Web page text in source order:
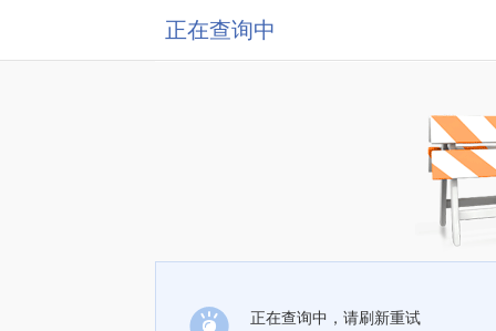
正在查询中
正在查询中，请刷新重试